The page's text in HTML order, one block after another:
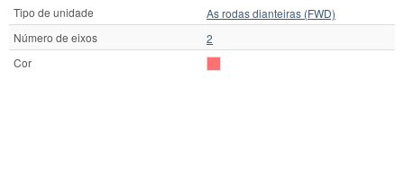
Tipo de unidade
As rodas dianteiras (FWD)
Número de eixos
2
Cor